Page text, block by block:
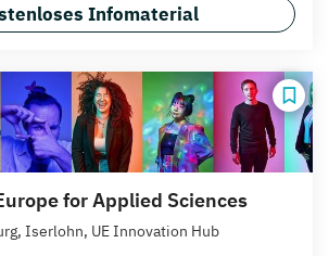
Infomaterial
for Applied Sciences
Iserlohn, UE Innovation Hub